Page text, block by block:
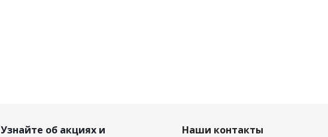
Узнайте об акциях и
Наши контакты